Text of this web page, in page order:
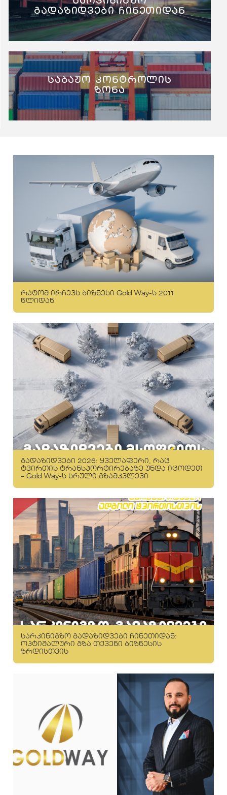
გადაზიდვები ჩინეთიდან
საბაჟო კონტროლის
ზონა
რატომ ირჩევს ბიზნესი Gold Way-ს 2011
წლიდან
გადაზიდვები 2026: ყველაფერი, რაც
ტვირთის ტრანსპორტირებაზე უნდა იცოდეთ
– Gold Way-ს სრული გზამკვლევი
სარკინიგზო გადაზიდვები ჩინეთიდან:
ოპტიმალური გზა თქვენი ბიზნესის
ზრდისთვის